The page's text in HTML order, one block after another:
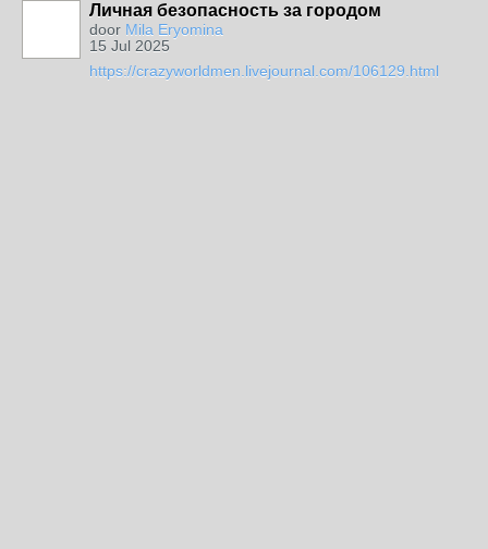
Личная безопасность за городом
door Mila Eryomina
15 Jul 2025
https://crazyworldmen.livejournal.com/106129.html